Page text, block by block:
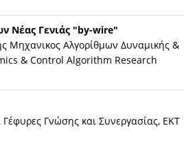
Νέας Γενιάς "by-wire"
Μηχανικος Αλγορίθμων Δυναμικής &
& Control Algorithm Research
Γνώσης και Συνεργασίας, ΕΚΤ